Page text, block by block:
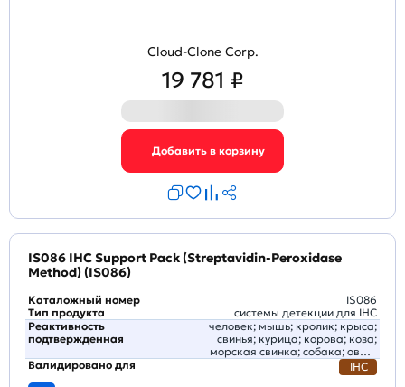
Cloud-Clone Corp.
19 781 ₽
IS086 IHC Support Pack (Streptavidin-Peroxidase
Method) (IS086)
Каталожный номер
IS086
Тип продукта
системы детекции для IHC
Реактивность
подтвержденная
человек; мышь; кролик; крыса;
свинья; курица; корова; коза;
морская свинка; собака; овца;
кошка; лошадь
Валидировано для IHC